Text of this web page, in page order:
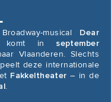
musical Dear
komt in september
Vlaanderen. Slechts
deze internationale
Fakkeltheater – in de
.